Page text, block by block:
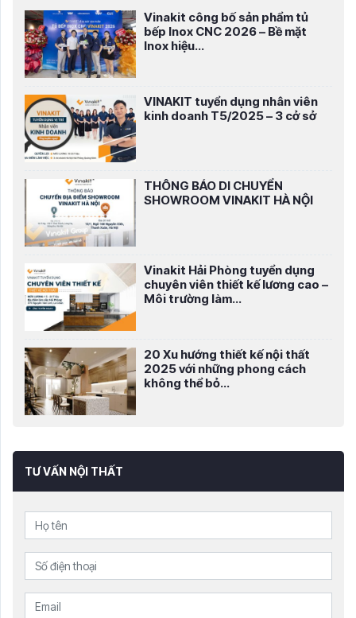
Vinakit công bố sản phẩm tủ
bếp Inox CNC 2026 – Bề mặt
Inox hiệu...
VINAKIT tuyển dụng nhân viên
kinh doanh T5/2025 – 3 cở sở
THÔNG BÁO DI CHUYỂN
SHOWROOM VINAKIT HÀ NỘI
Vinakit Hải Phòng tuyển dụng
chuyên viên thiết kế lương cao –
Môi trường làm...
20 Xu hướng thiết kế nội thất
2025 với những phong cách
không thể bỏ...
TƯ VẤN NỘI THẤT